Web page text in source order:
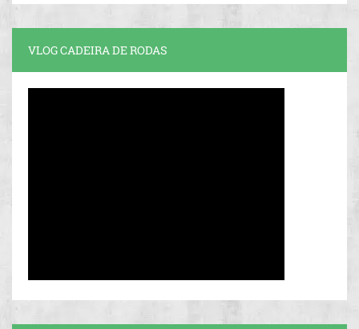
VLOG CADEIRA DE RODAS